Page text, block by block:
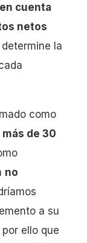
cuenta
netos
la
como
de 30
no
a su
ello que